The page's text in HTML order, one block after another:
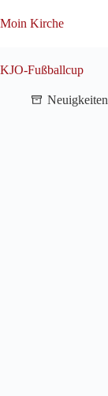
Inhalt
Moin Kirche
KJO-Fußballcup
Neuigkeiten